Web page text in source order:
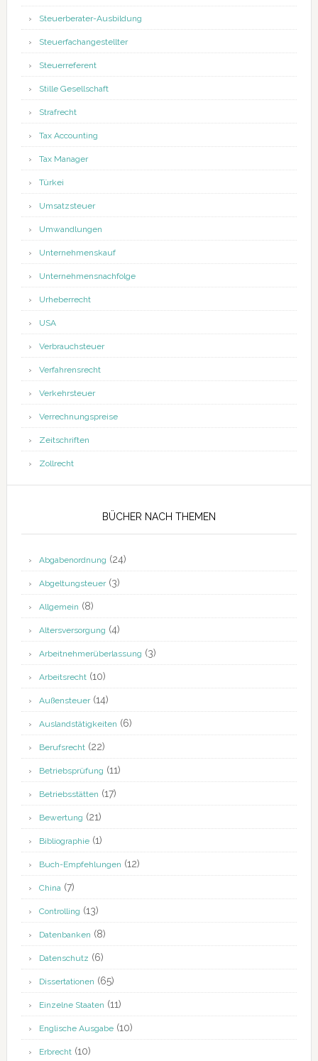
Steuerberater-Ausbildung
Steuerfachangestellter
Steuerreferent
Stille Gesellschaft
Strafrecht
Tax Accounting
Tax Manager
Türkei
Umsatzsteuer
Umwandlungen
Unternehmenskauf
Unternehmensnachfolge
Urheberrecht
USA
Verbrauchsteuer
Verfahrensrecht
Verkehrsteuer
Verrechnungspreise
Zeitschriften
Zollrecht
BÜCHER NACH THEMEN
Abgabenordnung (24)
Abgeltungsteuer(3)
Allgemein (8)
Altersversorgung (4)
Arbeitnehmerüberlassung (3)
Arbeitsrecht(10)
Außensteuer(14)
Auslandstätigkeiten (6)
Berufsrecht(22)
Betriebsprüfung (11)
Betriebsstätten (17)
Bewertung (21)
Bibliographie(1)
Buch-Empfehlungen (12)
China(7)
Controlling (13)
Datenbanken (8)
Datenschutz (6)
Dissertationen (65)
Einzelne Staaten (11)
Englische Ausgabe(10)
Erbrecht(10)